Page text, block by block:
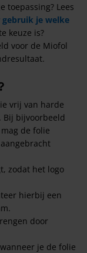
toepassing? Lees
gebruik je welke
keuze is?
voor de Miofol
vrij van harde
bijvoorbeeld
de folie
zodat het logo
hierbij een
door
wanneer je de folie